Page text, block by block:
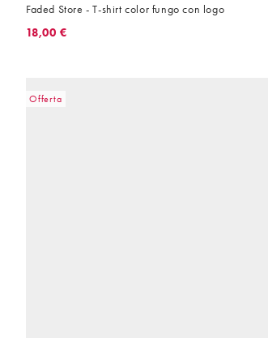
Faded Store - T-shirt color fungo con logo
18,00 €
Offerta